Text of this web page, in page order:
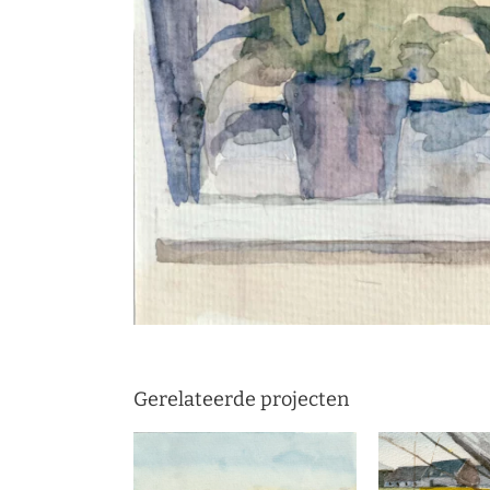
Gerelateerde projecten